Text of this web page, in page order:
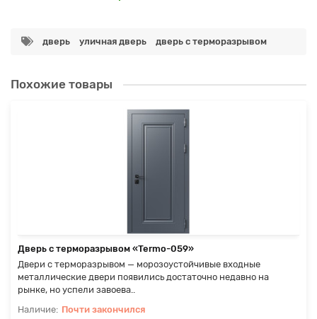
дверь уличная дверь дверь с терморазрывом
Похожие товары
Дверь с терморазрывом «Termo-059»
Двери с терморазрывом — морозоустойчивые входные
металлические двери появились достаточно недавно на
рынке, но успели завоева..
Почти закончился